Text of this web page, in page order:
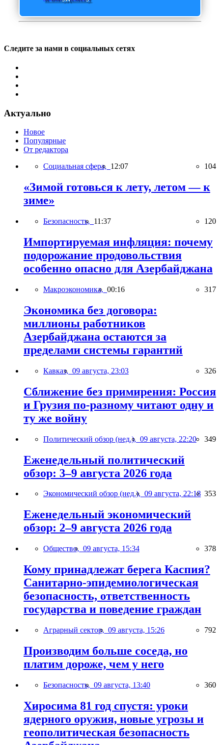
Следите за нами в социальных сетях
Актуально
Новое
Популярные
От редактора
Социальная сфера, 12:07 104
«Зимой готовься к лету, летом — к
зиме»
Безопасность, 11:37 120
Импортируемая инфляция: почему
подорожание продовольствия
особенно опасно для Азербайджана
Макроэкономика, 00:16 317
Экономика без договора:
миллионы работников
Азербайджана остаются за
пределами системы гарантий
Кавказ, 09 августа, 23:03 326
Сближение без примирения: Россия
и Грузия по-разному читают одну и
ту же войну
Политический обзор (нед.), 09 августа, 22:20 349
Еженедельный политический
обзор: 3–9 августа 2026 года
Экономический обзор (нед.), 09 августа, 22:18 353
Еженедельный экономический
обзор: 2–9 августа 2026 года
Общество, 09 августа, 15:34 378
Кому принадлежат берега Каспия?
Санитарно-эпидемиологическая
безопасность, ответственность
государства и поведение граждан
Аграрный сектор, 09 августа, 15:26 792
Производим больше соседа, но
платим дороже, чем у него
Безопасность, 09 августа, 13:40 360
Хиросима 81 год спустя: уроки
ядерного оружия, новые угрозы и
геополитическая безопасность